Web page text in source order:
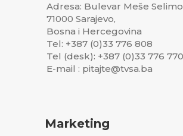
Adresa: Bulevar Meše
71000 Sarajevo,
Bosna i Hercegovina
Tel: +387 (0)33 776 808
Tel (desk): +387 (0)33 776 770
E-mail : pitajte@tvsa.ba
Marketing